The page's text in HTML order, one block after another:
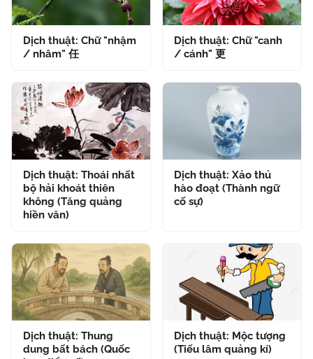
Dịch thuật: Chữ "nhậm
/ nhâm" 任
Dịch thuật: Chữ "canh
/ cánh" 更
Dịch thuật: Thoái nhất
bộ hải khoát thiên
không (Tăng quảng
hiền văn)
Dịch thuật: Xảo thủ
hào đoạt (Thành ngữ
cố sự)
Dịch thuật: Thung
dung bất bách (Quốc
Dịch thuật: Mộc tượng
(Tiếu lâm quảng kí)